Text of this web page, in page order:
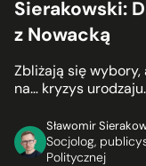
Sierakowski:
z Nowacką
Zbliżają się
na… kryzys urodzaju.
Sławomir
Socjolog,
Politycznej